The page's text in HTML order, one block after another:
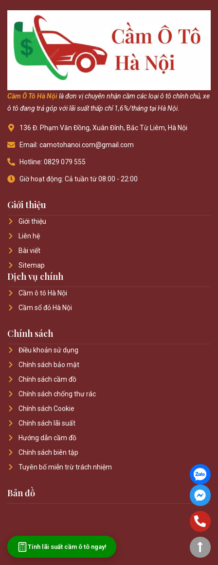
Tính lãi suất cầm ô tô ngay!
Cầm Ô Tô Hà Nộilà đơn vị chuyên nhận cầm các loại ô tô chính chủ, xe
ô tô đang trả góp với lãi suất thấp chỉ 1,6%/tháng tại Hà Nội.
136 Đ. Phạm Văn Đồng, Xuân Đỉnh, Bắc Từ Liêm, Hà Nội
Email: camotohanoi.com@gmail.com
Hotline: 0829 079 555
Giờ hoạt động: Cả tuần từ 08:00 - 22:00
Giới thiệu
Giới thiệu
Liên hệ
Bài viết
Sitemap
Dịch vụ chính
Cầm ô tô Hà Nội
Cầm sổ đỏ Hà Nội
Chính sách
Điều khoản sử dụng
Chính sách bảo mật
Chính sách cầm đồ
Chính sách chống thư rác
Chính sách Cookie
Chính sách lãi suất
Hướng dẫn cầm đồ
Chính sách biên tập
Tuyên bố miễn trừ trách nhiệm
Bản đồ